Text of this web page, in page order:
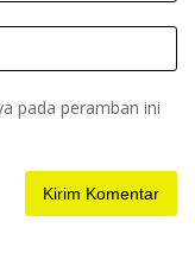
pada peramban ini